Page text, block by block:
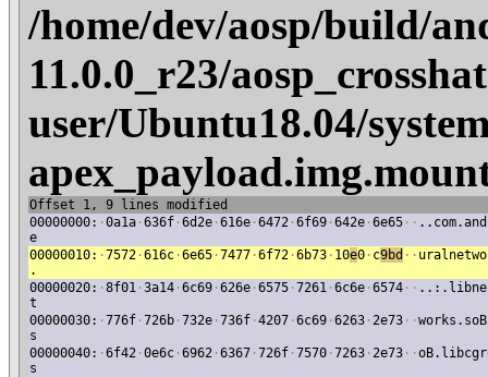
/home/dev/aosp/build/
11.0.0_r23/
user/Ubuntu18.04/
Offset 1, 9 lines modified
00000000: ·0a1a ·636f ·6d2e ·616e ·6472 ·6f69 ·642e ·6e65 · ·
e
00000010: ·7572 ·616c ·6e65 ·7477 ·6f72 ·6b73 · 10e0 · c9bd · ·
.
00000020: ·8f01 ·3a14 ·6c69 ·626e ·6575 ·7261 ·6c6e ·6574 · ·
t
00000030: ·776f ·726b ·732e ·736f ·4207 ·6c69 ·6263 ·2e73 · ·
s
00000040: ·6f42 ·0e6c ·6962 ·6367 ·726f ·7570 ·7263 ·2e73 · ·
s